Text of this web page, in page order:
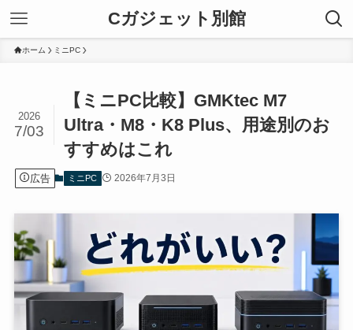
Cガジェット別館
ホーム ミニPC
【ミニPC比較】GMKtec M7
Ultra・M8・K8 Plus、用途別のお
すすめはこれ
2026
7/03
広告 ミニPC 2026年7月3日